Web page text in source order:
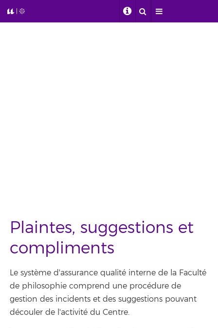
Plaintes, suggestions et
compliments
Le système d'assurance qualité interne de la Faculté
de philosophie comprend une procédure de
gestion des incidents et des suggestions pouvant
découler de l'activité du Centre.